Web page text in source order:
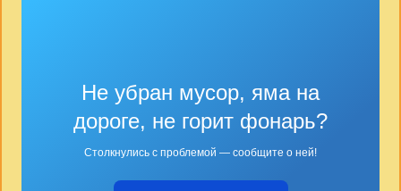
Не убран мусор, яма на
дороге, не горит фонарь?
Столкнулись с проблемой — сообщите о ней!